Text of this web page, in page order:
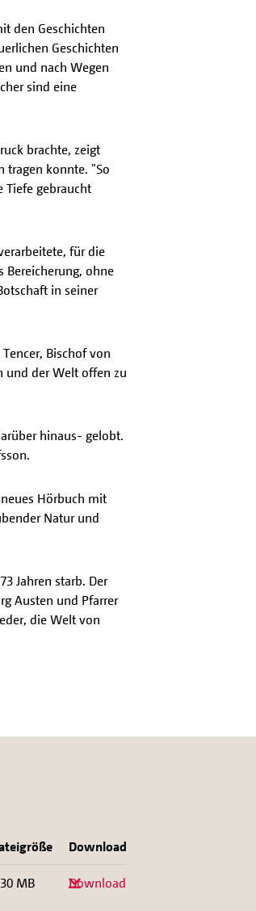
den Geschichten
Geschichten
und nach Wegen
sind eine
brachte, zeigt
tragen konnte. "So
Tiefe gebraucht
für die
Bereicherung, ohne
in seiner
Bischof von
und der Welt offen zu
hinaus- gelobt.
Hörbuch mit
Natur und
Jahren starb. Der
Austen und Pfarrer
die Welt von
Download
MB Download